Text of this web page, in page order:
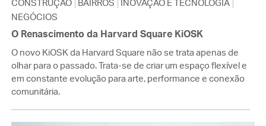
CONSTRUÇÃO BAIRROS
INOVAÇÃO E TECNOLOGIA
NEGÓCIOS
O Renascimento da Harvard Square KiOSK
O novo KiOSK da Harvard Square não se trata apenas de
olhar para o passado. Trata-se de criar um espaço flexível e
em constante evolução para arte, performance e conexão
comunitária.